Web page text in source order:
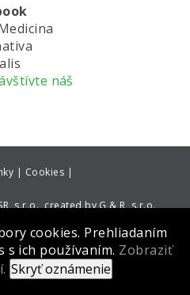
náš
| Cookies |
s.r.o., created by G & R, s.r.o.
cookies. Prehliadaním
s ich používaním. Zobraziť